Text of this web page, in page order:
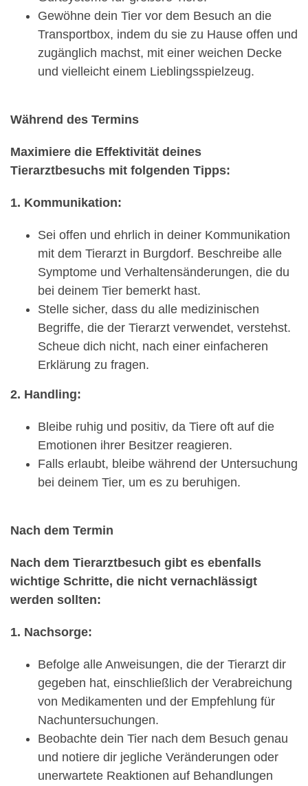
Gewöhne dein Tier vor dem Besuch an die
Transportbox, indem du sie zu Hause offen und
zugänglich machst, mit einer weichen Decke
und vielleicht einem Lieblingsspielzeug.
Während des Termins
Maximiere die Effektivität deines
Tierarztbesuchs mit folgenden Tipps:
1. Kommunikation:
Sei offen und ehrlich in deiner Kommunikation
mit dem Tierarzt in Burgdorf. Beschreibe alle
Symptome und Verhaltensänderungen, die du
bei deinem Tier bemerkt hast.
Stelle sicher, dass du alle medizinischen
Begriffe, die der Tierarzt verwendet, verstehst.
Scheue dich nicht, nach einer einfacheren
Erklärung zu fragen.
2. Handling:
Bleibe ruhig und positiv, da Tiere oft auf die
Emotionen ihrer Besitzer reagieren.
Falls erlaubt, bleibe während der Untersuchung
bei deinem Tier, um es zu beruhigen.
Nach dem Termin
Nach dem Tierarztbesuch gibt es ebenfalls
wichtige Schritte, die nicht vernachlässigt
werden sollten:
1. Nachsorge:
Befolge alle Anweisungen, die der Tierarzt dir
gegeben hat, einschließlich der Verabreichung
von Medikamenten und der Empfehlung für
Nachuntersuchungen.
Beobachte dein Tier nach dem Besuch genau
und notiere dir jegliche Veränderungen oder
unerwartete Reaktionen auf Behandlungen